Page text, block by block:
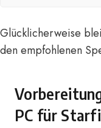
Glücklicherweise
den empfohlenen
PC für